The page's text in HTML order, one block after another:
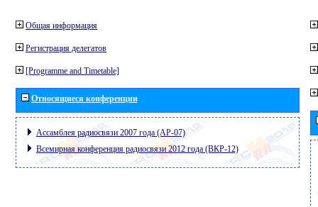
Общая информация
Регистрация делегатов
[Programme and Timetable]
Относящиеся конференции
Ассамблея радиосвязи 2007 года (АР-07)
Всемирная конференция радиосвязи 2012 года (ВКР-12)